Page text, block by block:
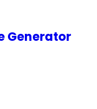
Generator